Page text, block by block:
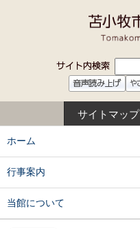
サイトマップ
ホーム
行事案内
当館について